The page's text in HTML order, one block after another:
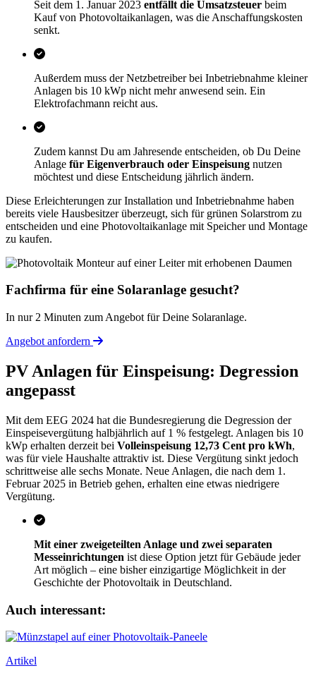
Seit dem 1. Januar 2023 entfällt die Umsatzsteuer beim
Kauf von Photovoltaikanlagen, was die Anschaffungskosten
senkt.
Außerdem muss der Netzbetreiber bei Inbetriebnahme kleiner
Anlagen bis 10 kWp nicht mehr anwesend sein. Ein
Elektrofachmann reicht aus.
Zudem kannst Du am Jahresende entscheiden, ob Du Deine
Anlage für Eigenverbrauch oder Einspeisung nutzen
möchtest und diese Entscheidung jährlich ändern.
Diese Erleichterungen zur Installation und Inbetriebnahme haben
bereits viele Hausbesitzer überzeugt, sich für grünen Solarstrom zu
entscheiden und eine Photovoltaikanlage mit Speicher und Montage
zu kaufen.
Fachfirma für eine Solaranlage gesucht?
In nur 2 Minuten zum Angebot für Deine Solaranlage.
Angebot anfordern
PV Anlagen für Einspeisung: Degression
angepasst
Mit dem EEG 2024 hat die Bundesregierung die Degression der
Einspeisevergütung halbjährlich auf 1 % festgelegt. Anlagen bis 10
kWp erhalten derzeit bei Volleinspeisung 12,73 Cent pro kWh,
was für viele Haushalte attraktiv ist. Diese Vergütung sinkt jedoch
schrittweise alle sechs Monate. Neue Anlagen, die nach dem 1.
Februar 2025 in Betrieb gehen, erhalten eine etwas niedrigere
Vergütung.
Mit einer zweigeteilten Anlage und zwei separaten
Messeinrichtungen ist diese Option jetzt für Gebäude jeder
Art möglich – eine bisher einzigartige Möglichkeit in der
Geschichte der Photovoltaik in Deutschland.
Auch interessant:
Artikel